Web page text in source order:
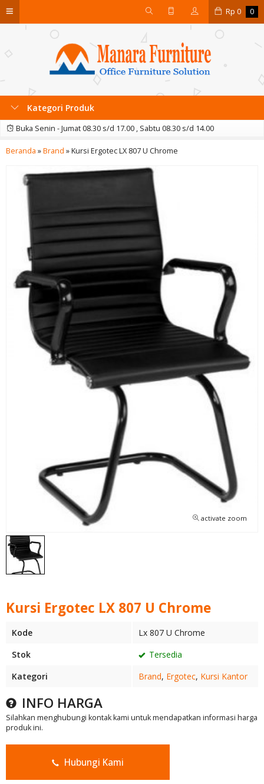
Rp 0 0
Kategori Produk
Buka Senin - Jumat 08.30 s/d 17.00 , Sabtu 08.30 s/d 14.00
Beranda »Brand »Kursi Ergotec LX 807 U Chrome
activate zoom
Kursi Ergotec LX 807 U Chrome
Kode
Lx 807 U Chrome
Stok
Tersedia
Kategori
Brand, Ergotec, Kursi Kantor
INFO HARGA
Silahkan menghubungi kontak kami untuk mendapatkan informasi harga
produk ini.
Hubungi Kami